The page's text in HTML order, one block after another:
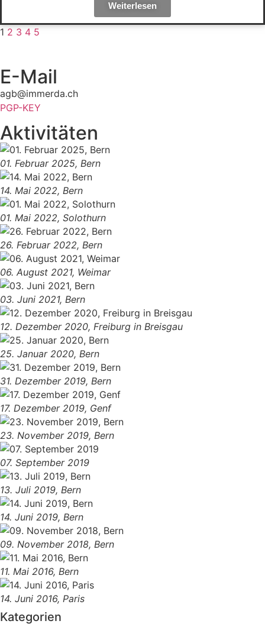
Weiterlesen
1 2 3 4 5
E-Mail
agb@immerda.ch
PGP-KEY
Aktivitäten
01. Februar 2025, Bern
14. Mai 2022, Bern
01. Mai 2022, Solothurn
26. Februar 2022, Bern
06. August 2021, Weimar
03. Juni 2021, Bern
12. Dezember 2020, Freiburg in Breisgau
25. Januar 2020, Bern
31. Dezember 2019, Bern
17. Dezember 2019, Genf
23. November 2019, Bern
07. September 2019
13. Juli 2019, Bern
14. Juni 2019, Bern
09. November 2018, Bern
11. Mai 2016, Bern
14. Juni 2016, Paris
Kategorien